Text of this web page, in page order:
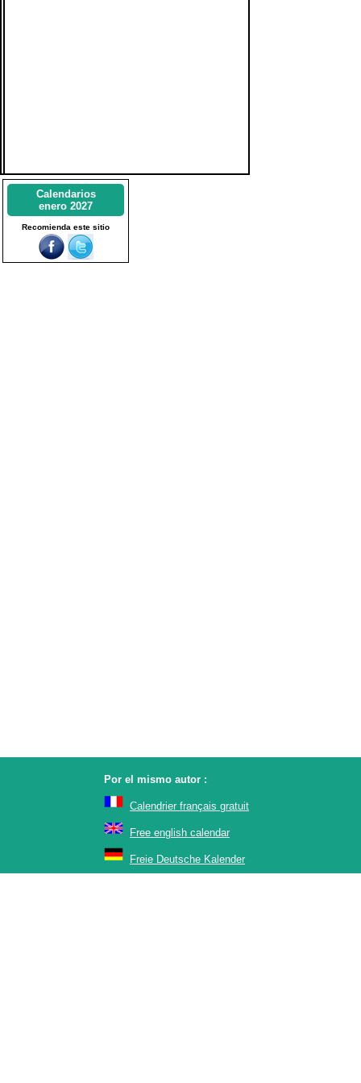
Calendarios
enero 2027
Recomienda este sitio
Por el mismo autor :
Calendrier français gratuit
Free english calendar
Freie Deutsche Kalender